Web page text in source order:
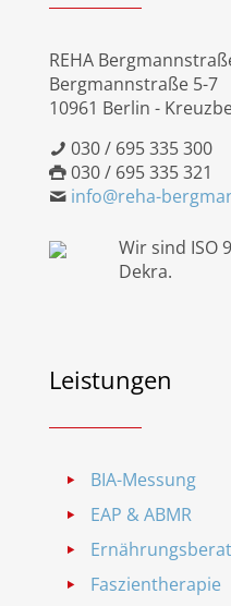
REHA
Bergmannstraße 5-7
10961 Berlin -
030 / 695 335 300
030 / 695 335 321
info@reha-
Wir sind ISO
Dekra.
Leistungen
BIA-Messung
EAP & ABMR
Faszientherapie